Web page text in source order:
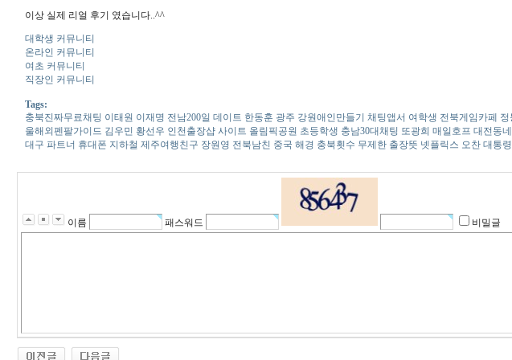
이상 실제 리얼 후기 였습니다..^^
대학생 커뮤니티
온라인 커뮤니티
여초 커뮤니티
직장인 커뮤니티
Tags:
충북진­짜­무­료­채­팅 이태원 이재명 전남2­0­0­일­ ­데­이­트 한동훈 광주 강원애인만들기 채팅앱서 여학생 전북게­임­카­페
울해­외­펜­팔­가­이­드 김우민 황선우 인천출장샵 사이트 올림픽공원 초등학생 충남30대채팅 또광희 매일호프 대전
대­구­ ­파­트­너 휴대폰 지하철 제주여­행­친­구 장원영 전북남친 중국 해경 충북횟수 무제한 출장뜻 넷플릭스 오찬 대
이름 패스워드 비밀글